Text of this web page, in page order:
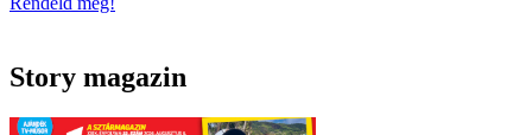
Story magazin